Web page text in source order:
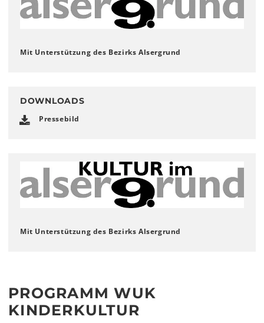
Mit Unterstützung des Bezirks Alsergrund
DOWNLOADS
Pressebild
Mit Unterstützung des Bezirks Alsergrund
PROGRAMM WUK
KINDERKULTUR